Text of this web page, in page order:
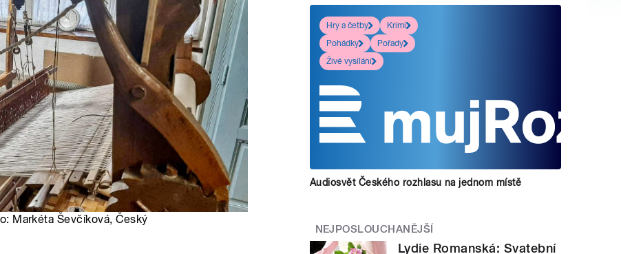
Markéta Ševčíková, Český
Hry a četby
Krimi
Pohádky
Pořady
Živé vysílání
Audiosvět Českého rozhlasu na jednom místě
NEJPOSLOUCHANĚJŠÍ
Lydie Romanská: Svatební